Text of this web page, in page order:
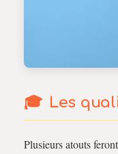
Les
Plusieurs atouts